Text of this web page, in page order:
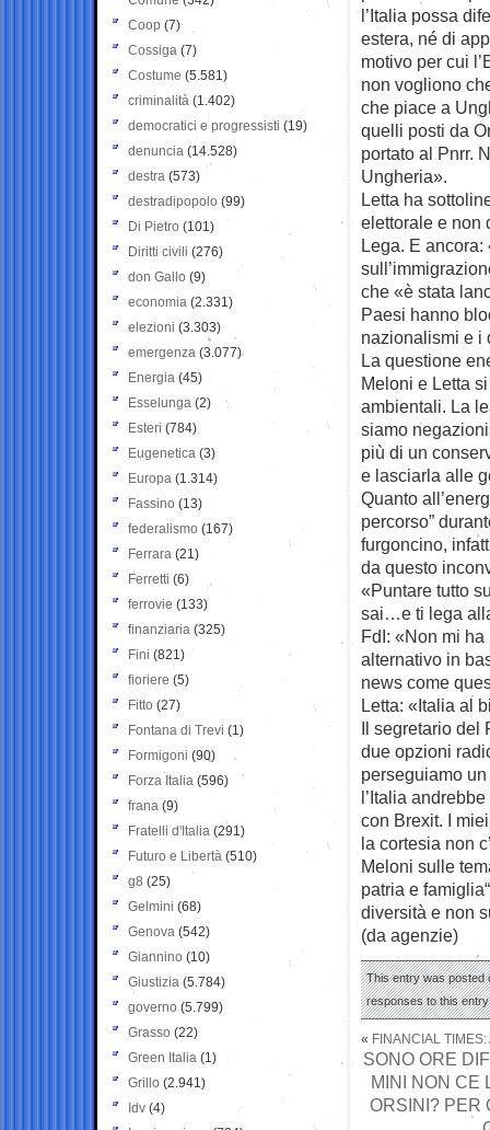
l’Italia possa
estera, né di
motivo per cui
non vogliono
che piace a
quelli posti da
portato al Pnrr.
Ungheria».
Letta ha
elettorale e non
Lega. E ancora:
che «è stata
Paesi hanno
nazionalismi e i
La questione
Meloni e Letta
ambientali. La
siamo
più di un
e lasciarla alle
Quanto
percorso”
furgoncino,
da questo
«Puntare tutto
sai…e ti lega
FdI: «Non mi
alternativo in
news come
Letta: «Italia al
Il segretario del
due opzioni
perseguiamo
l’Italia
con Brexit. I
la cortesia non
Meloni sulle
patria e
diversità e non
(da agenzie)
This entry was posted
responses to this
« FINANCIAL
SONO ORE
MINI NON CE
ORSINI? PER
Coop (7)
Cossiga (7)
Costume (5.581)
criminalità (1.402)
democratici e progressisti (19)
denuncia (14.528)
destra (573)
destradipopolo (99)
Di Pietro (101)
Diritti civili (276)
don Gallo (9)
economia (2.331)
elezioni (3.303)
emergenza (3.077)
Energia (45)
Esselunga (2)
Esteri (784)
Eugenetica (3)
Europa (1.314)
Fassino (13)
federalismo (167)
Ferrara (21)
Ferretti (6)
ferrovie (133)
finanziaria (325)
Fini (821)
fioriere (5)
Fitto (27)
Fontana di Trevi (1)
Formigoni (90)
Forza Italia (596)
frana (9)
Fratelli d'Italia (291)
Futuro e Libertà (510)
g8 (25)
Gelmini (68)
Genova (542)
Giannino (10)
Giustizia (5.784)
governo (5.799)
Grasso (22)
Green Italia (1)
Grillo (2.941)
Idv (4)